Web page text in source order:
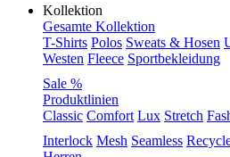
Kollektion
Gesamte Kollektion
T-Shirts Polos Sweats & Hosen
Westen Fleece Sportbekleidung
Sale %
Produktlinien
Classic Comfort Lux Stretch
Interlock Mesh Seamless